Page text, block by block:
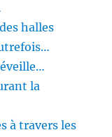
halles
la
à travers les